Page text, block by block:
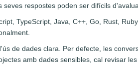
respostes poden ser difícils
TypeScript, Java, C++, Go, Rust,
de dades clara. Per defecte, les
amb dades sensibles, cal revisar